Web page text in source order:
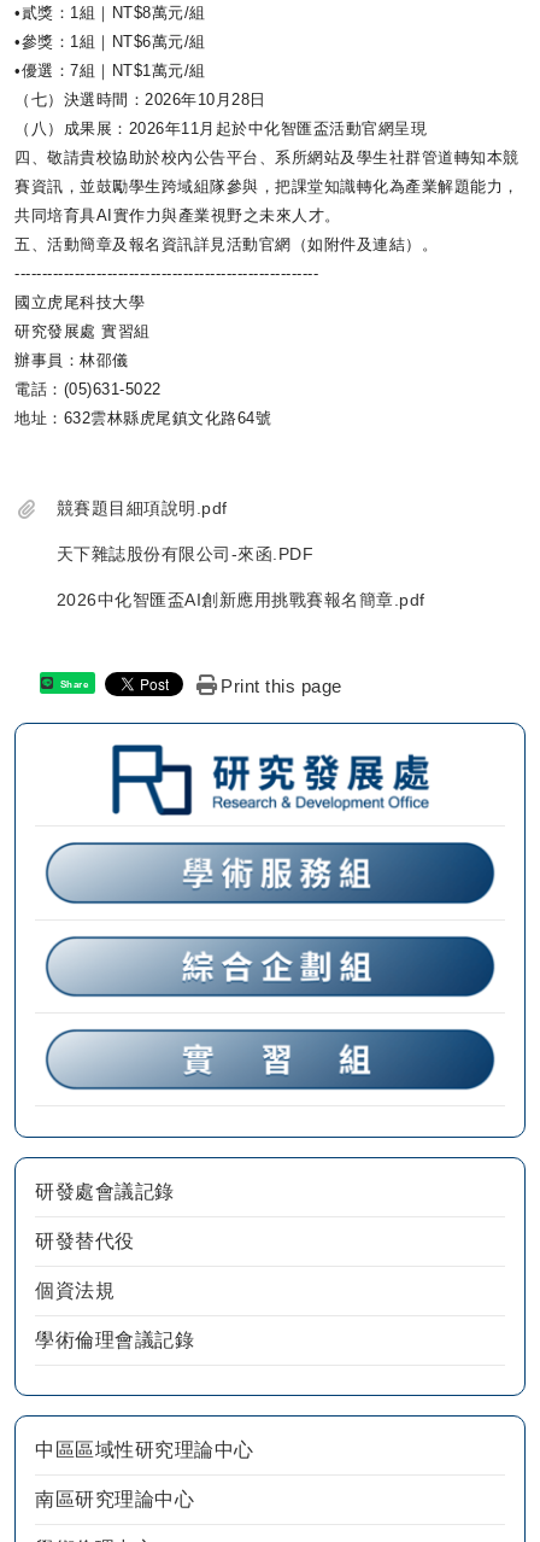
•貳獎：1組｜NT$8萬元/組
•參獎：1組｜NT$6萬元/組
•優選：7組｜NT$1萬元/組
（七）決選時間：2026年10月28日
（八）成果展：2026年11月起於中化智匯盃活動官網呈現
四、敬請貴校協助於校內公告平台、 系所網站及學生社群管道轉知本競
賽資訊， 並鼓勵學生跨域組隊參與，把課堂知識轉化為產業解題能力，
共同培育具AI實作力與產業視野之未來人才。
五、活動簡章及報名資訊詳見活動官網（如附件及連結）。
--------------------------------------------------------
國立虎尾科技大學
研究發展處 實習組
辦事員：林邵儀
電話：(05)631-5022
地址：632雲林縣虎尾鎮文化路64號
競賽題目細項說明.pdf
天下雜誌股份有限公司-來函.PDF
2026中化智匯盃AI創新應用挑戰賽報名簡章.pdf
Share Print this page
研發處會議記錄
研發替代役
個資法規
學術倫理會議記錄
中區區域性研究理論中心
南區研究理論中心